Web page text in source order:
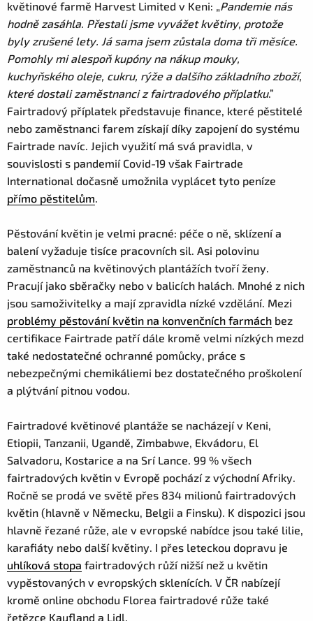
květinové farmě Harvest Limited v Keni: „Pandemie nás
hodně zasáhla. Přestali jsme vyvážet květiny, protože
byly zrušené lety. Já sama jsem zůstala doma tři měsíce.
Pomohly mi alespoň kupóny na nákup mouky,
kuchyňského oleje, cukru, rýže a dalšího základního zboží,
které dostali zaměstnanci z fairtradového příplatku.”
Fairtradový příplatek představuje finance, které pěstitelé
nebo zaměstnanci farem získají díky zapojení do systému
Fairtrade navíc. Jejich využití má svá pravidla, v
souvislosti s pandemií Covid-19 však Fairtrade
International dočasně umožnila vyplácet tyto peníze
přímo pěstitelům.
Pěstování květin je velmi pracné: péče o ně, sklízení a
balení vyžaduje tisíce pracovních sil. Asi polovinu
zaměstnanců na květinových plantážích tvoří ženy.
Pracují jako sběračky nebo v balicích halách. Mnohé z nich
jsou samoživitelky a mají zpravidla nízké vzdělání. Mezi
problémy pěstování květin na konvenčních farmách bez
certifikace Fairtrade patří dále kromě velmi nízkých mezd
také nedostatečné ochranné pomůcky, práce s
nebezpečnými chemikáliemi bez dostatečného proškolení
a plýtvání pitnou vodou.
Fairtradové květinové plantáže se nacházejí v Keni,
Etiopii, Tanzanii, Ugandě, Zimbabwe, Ekvádoru, El
Salvadoru, Kostarice a na Srí Lance. 99 % všech
fairtradových květin v Evropě pochází z východní Afriky.
Ročně se prodá ve světě přes 834 milionů fairtradových
květin (hlavně v Německu, Belgii a Finsku). K dispozici jsou
hlavně řezané růže, ale v evropské nabídce jsou také lilie,
karafiáty nebo další květiny. I přes leteckou dopravu je
uhlíková stopa fairtradových růží nižší než u květin
vypěstovaných v evropských sklenících. V ČR nabízejí
kromě online obchodu Florea fairtradové růže také
řetězce Kaufland a Lidl.